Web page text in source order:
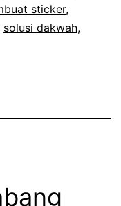
Stiker
Islami)
sticker,
solusi dakwah,